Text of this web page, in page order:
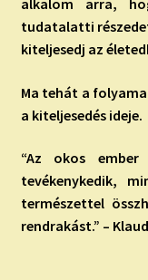
tudatalatti
kiteljesedj az
Ma tehát a
a kiteljesedés ideje.
“Az okos
tevékenykedik,
természettel
rendrakást.” –